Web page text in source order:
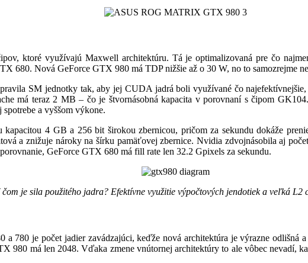
ktoré využívajú Maxwell architektúru. Tá je optimalizovaná pre čo
680. Nová GeForce GTX 980 má TDP nižšie až o 30 W, no to samozrejme
SM jednotky tak, aby jej CUDA jadrá boli využívané čo
má teraz 2 MB – čo je štvornásobná kapacita v porovnaní s čipom
a vyššom výkone.
4 GB a 256 bit širokou zbernicou, pričom za sekundu dokáže
a znižuje nároky na šírku pamäťovej zbernice. Nvidia zdvojnásobila aj
GeForce GTX 680 má fill rate len 32.2 Gpixels za sekundu.
čom je sila použitého jadra? Efektívne využitie výpočtových jendotiek a veľká L2
780 je počet jadier zavádzajúci, keďže nová architektúra je výrazne
980 má len 2048. Vďaka zmene vnútornej architektúry to ale vôbec nevadí,